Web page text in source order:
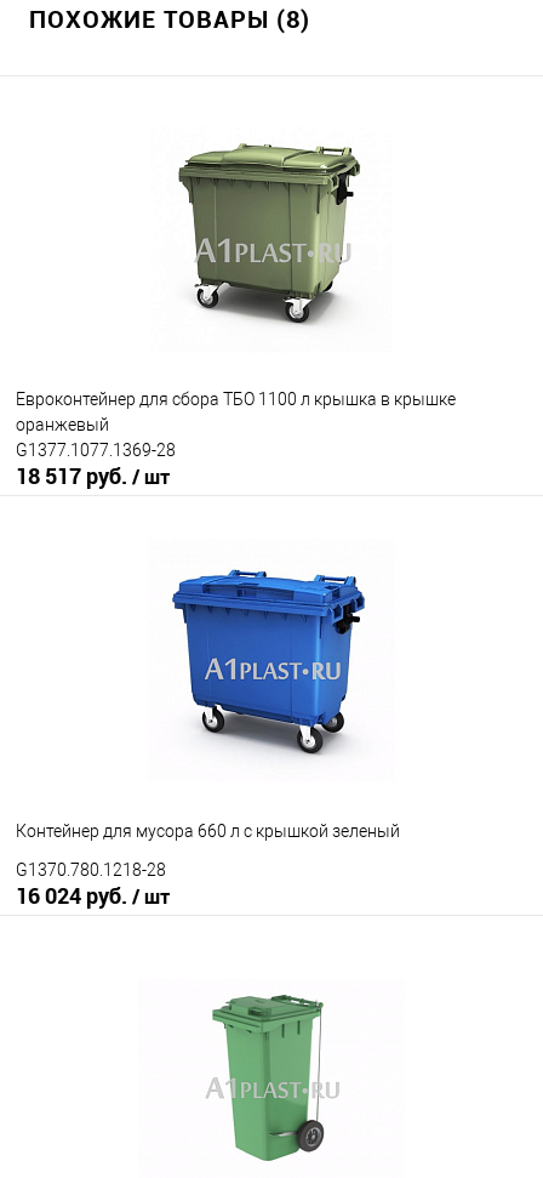
В избранное
ПОХОЖИЕ ТОВАРЫ (8)
Евроконтейнер для сбора ТБО 1100 л крышка в крышке
оранжевый
G1377.1077.1369-28
18 517 руб. / шт
Под заказ
Исполнение контейнера
крышка в крышке
Контейнер для мусора 660 л с крышкой зеленый
G1370.780.1218-28
16 024 руб. / шт
крышка в крышке